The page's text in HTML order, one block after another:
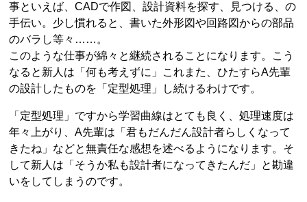
事といえば、CADで作図、設計資料を探す、見つける、の
手伝い。少し慣れると、書いた外形図や回路図からの部品
のバラし等々……。
このような仕事が綿々と継続されることになります。こう
なると新人は「何も考えずに」これまた、ひたすらA先輩
の設計したものを「定型処理」し続けるわけです。
「定型処理」ですから学習曲線はとても良く、処理速度は
年々上がり、A先輩は「君もだんだん設計者らしくなって
きたね」などと無責任な感想を述べるようになります。そ
して新人は「そうか私も設計者になってきたんだ」と勘違
いをしてしまうのです。